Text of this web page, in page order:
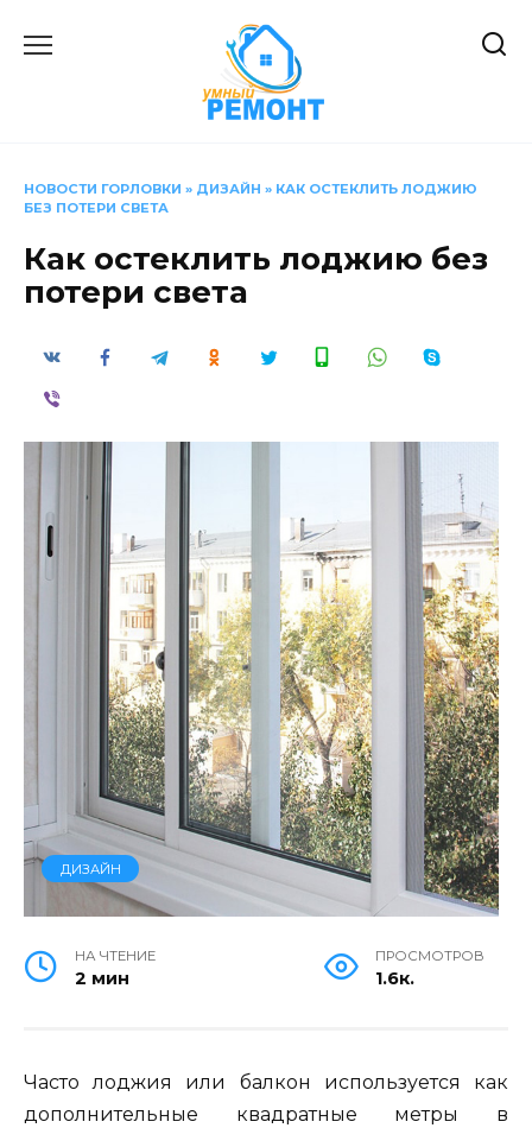
НОВОСТИ ГОРЛОВКИ » ДИЗАЙН » КАК ОСТЕКЛИТЬ ЛОДЖИЮ
БЕЗ ПОТЕРИ СВЕТА
Как остеклить лоджию без
потери света
ДИЗАЙН
НА ЧТЕНИЕ
2 мин
ПРОСМОТРОВ
1.6к.
Часто лоджия или балкон используется как
дополнительные квадратные метры в